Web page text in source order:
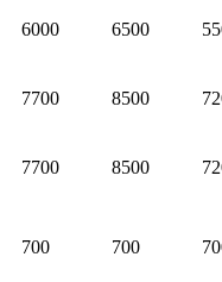
6000 6500
7700 8500
7700 8500
700 700